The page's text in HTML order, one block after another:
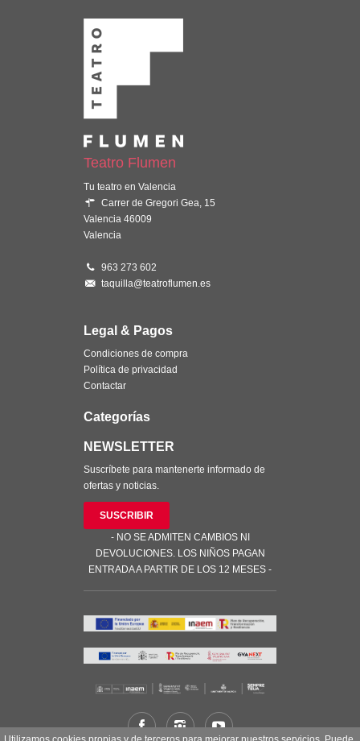
Teatro Flumen
Tu teatro en Valencia
Carrer de Gregori Gea, 15
Valencia 46009
Valencia
963 273 602
taquilla@teatroflumen.es
Legal & Pagos
Condiciones de compra
Política de privacidad
Contactar
Categorías
NEWSLETTER
Suscríbete para mantenerte informado de
ofertas y noticias.
SUSCRIBIR
- NO SE ADMITEN CAMBIOS NI
DEVOLUCIONES. LOS NIÑOS PAGAN
ENTRADA A PARTIR DE LOS 12 MESES -